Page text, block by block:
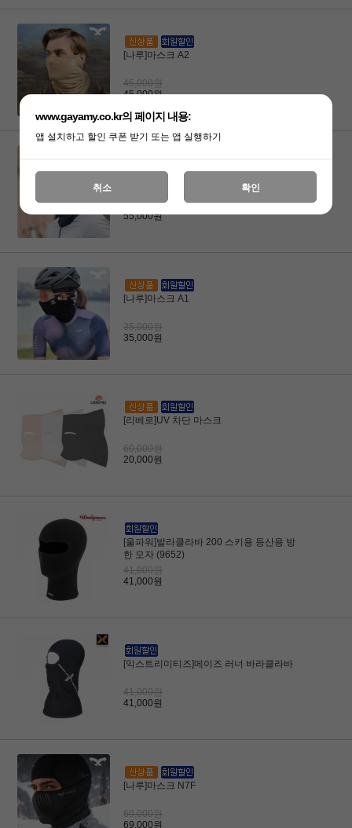
[나루]마스크 A2
45,000원
45,000원
[나루]마스크 N2 플러스
55,000원
55,000원
[나루]마스크 A1
35,000원
35,000원
[리베로]UV 차단 마스크
60,000원
20,000원
[울파워]발라클라바 200 스키용 등산용 방
한 모자 (9652)
41,000원
41,000원
[익스트리미티즈]메이즈 러너 바라클라바
41,000원
41,000원
[나루]마스크 N7F
69,000원
69,000원
www.gayamy.co.kr의 페이지 내용:
앱 설치하고 할인 쿠폰 받기 또는 앱 실행하기
취소 확인